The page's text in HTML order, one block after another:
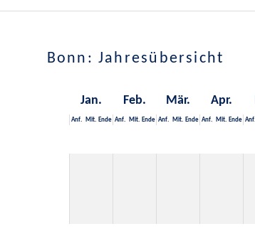
Bonn: Jahresübersicht
Jan. Feb. Mär. Apr.
Anf. Mit. Ende Anf. Mit. Ende Anf. Mit. Ende Anf. Mit. Ende Anf.